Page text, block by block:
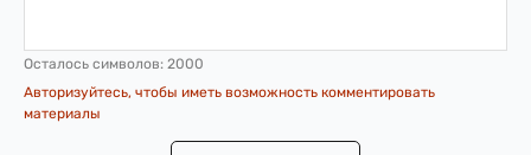
Осталось символов: 2000
Авторизуйтесь, чтобы иметь возможность комментировать
материалы